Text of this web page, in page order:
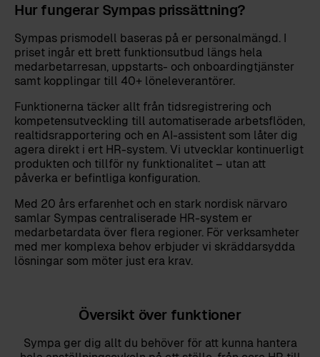
Hur fungerar Sympas prissättning?
Sympas prismodell baseras på er personalmängd. I
priset ingår ett brett funktionsutbud längs hela
medarbetarresan, uppstarts- och onboardingtjänster
samt kopplingar till 40+ löneleverantörer.
Funktionerna täcker allt från tidsregistrering och
kompetensutveckling till automatiserade arbetsflöden,
realtidsrapportering och en AI-assistent som låter dig
agera direkt i ert HR-system. Vi utvecklar kontinuerligt
produkten och tillför ny funktionalitet – utan att
påverka er befintliga konfiguration.
Med 20 års erfarenhet och en stark nordisk närvaro
samlar Sympas centraliserade HR-system er
medarbetardata över flera regioner. För verksamheter
med mer komplexa behov erbjuder vi skräddarsydda
lösningar som möter just era krav.
Översikt över funktioner
Sympa ger dig allt du behöver för att kunna hantera